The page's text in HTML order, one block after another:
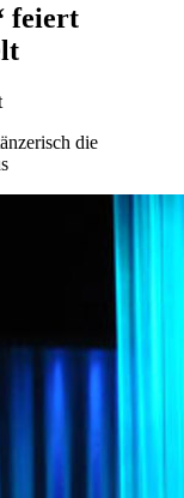
feiert
die